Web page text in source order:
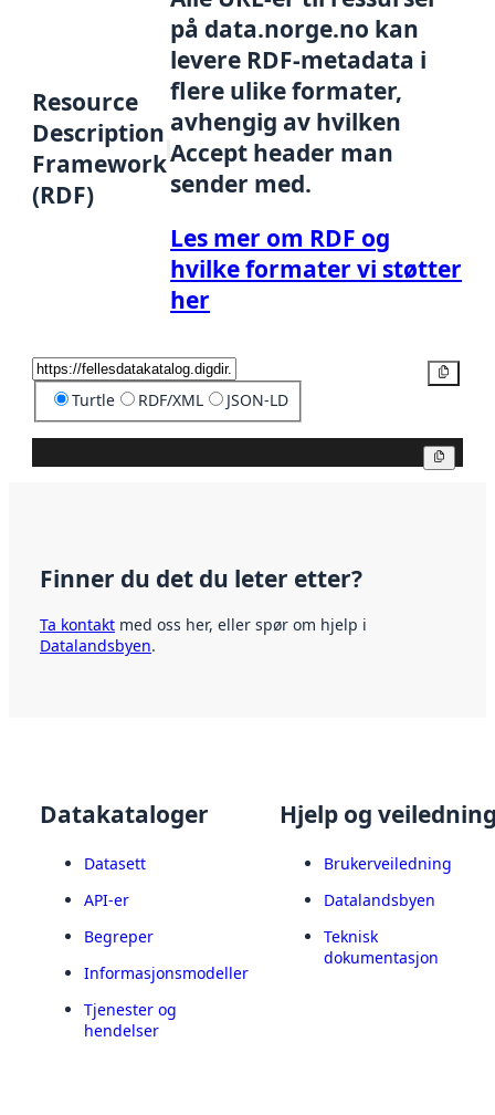
Resource
Description
Framework
(RDF)
på data.norge.no kan
levere RDF-metadata i
flere ulike formater,
avhengig av hvilken
Accept header man
sender med.
Les mer om RDF og
hvilke formater vi støtter
her
Turtle RDF/XML JSON-LD
Finner du det du leter etter?
Ta kontakt med oss her, eller spør om hjelp i
Datalandsbyen.
Datakataloger
Datasett
API-er
Begreper
Informasjonsmodeller
Tjenester og
hendelser
Hjelp og
Brukerveiledning
Datalandsbyen
Teknisk
dokumentasjon